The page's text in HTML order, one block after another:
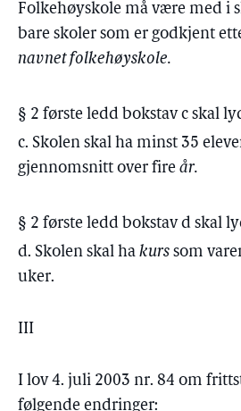
Folkehøyskole må være med i
bare skoler som er godkjent
navnet folkehøyskole.
§ 2 første ledd bokstav c skal
c. Skolen skal ha minst 35
gjennomsnitt over fire år.
§ 2 første ledd bokstav d skal
d. Skolen skal ha kurs som
uker.
III
I lov 4. juli 2003 nr. 84 om
følgende endringer: